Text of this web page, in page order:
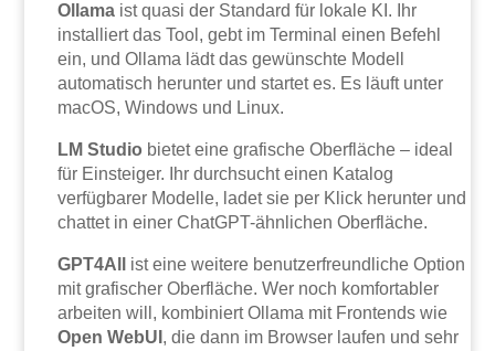
Ollama ist quasi der Standard für lokale KI. Ihr
installiert das Tool, gebt im Terminal einen Befehl
ein, und Ollama lädt das gewünschte Modell
automatisch herunter und startet es. Es läuft unter
macOS, Windows und Linux.
LM Studio bietet eine grafische Oberfläche – ideal
für Einsteiger. Ihr durchsucht einen Katalog
verfügbarer Modelle, ladet sie per Klick herunter und
chattet in einer ChatGPT-ähnlichen Oberfläche.
GPT4All
ist eine weitere benutzerfreundliche Option
mit grafischer Oberfläche. Wer noch komfortabler
arbeiten will, kombiniert Ollama mit Frontends wie
Open WebUI , die dann im Browser laufen und sehr